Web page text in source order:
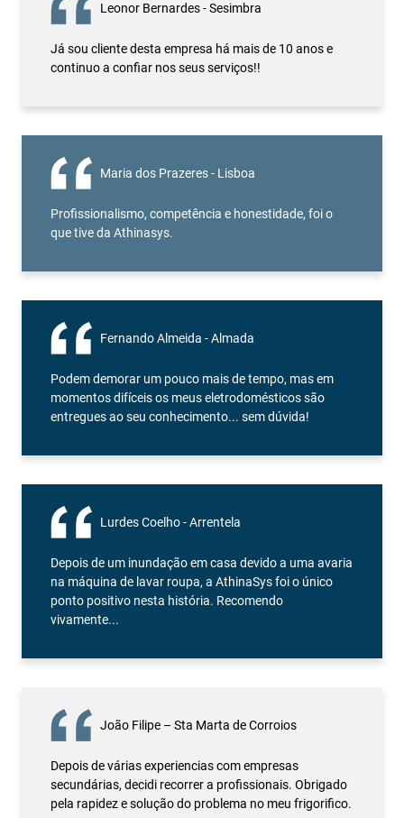
Leonor Bernardes - Sesimbra
Já sou cliente desta empresa há mais de 10 anos e
continuo a confiar nos seus serviços!!
Maria dos Prazeres - Lisboa
Profissionalismo, competência e honestidade, foi o
que tive da Athinasys.
Fernando Almeida - Almada
Podem demorar um pouco mais de tempo, mas em
momentos difíceis os meus eletrodomésticos são
entregues ao seu conhecimento... sem dúvida!
Lurdes Coelho - Arrentela
Depois de um inundação em casa devido a uma avaria
na máquina de lavar roupa, a AthinaSys foi o único
ponto positivo nesta história. Recomendo
vivamente...
João Filipe – Sta Marta de Corroios
Depois de várias experiencias com empresas
secundárias, decidi recorrer a profissionais. Obrigado
pela rapidez e solução do problema no meu frigorifico.